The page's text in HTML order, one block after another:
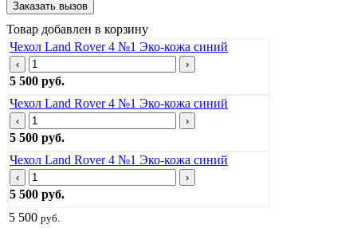
Товар добавлен в корзину
Чехол Land Rover 4 №1 Эко-кожа синий
‹ ›
5 500 руб.
Чехол Land Rover 4 №1 Эко-кожа синий
‹ ›
5 500 руб.
Чехол Land Rover 4 №1 Эко-кожа синий
‹ ›
5 500 руб.
5 500 руб.